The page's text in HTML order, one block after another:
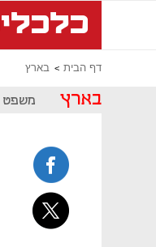
דף הבית בארץ
בארץ משפט